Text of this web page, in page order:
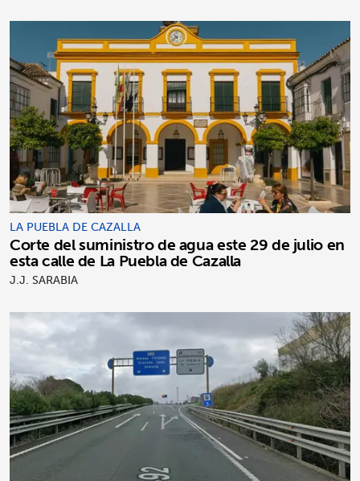
LA PUEBLA DE CAZALLA
Corte del suministro de agua este 29 de julio en
esta calle de La Puebla de Cazalla
J.J. SARABIA